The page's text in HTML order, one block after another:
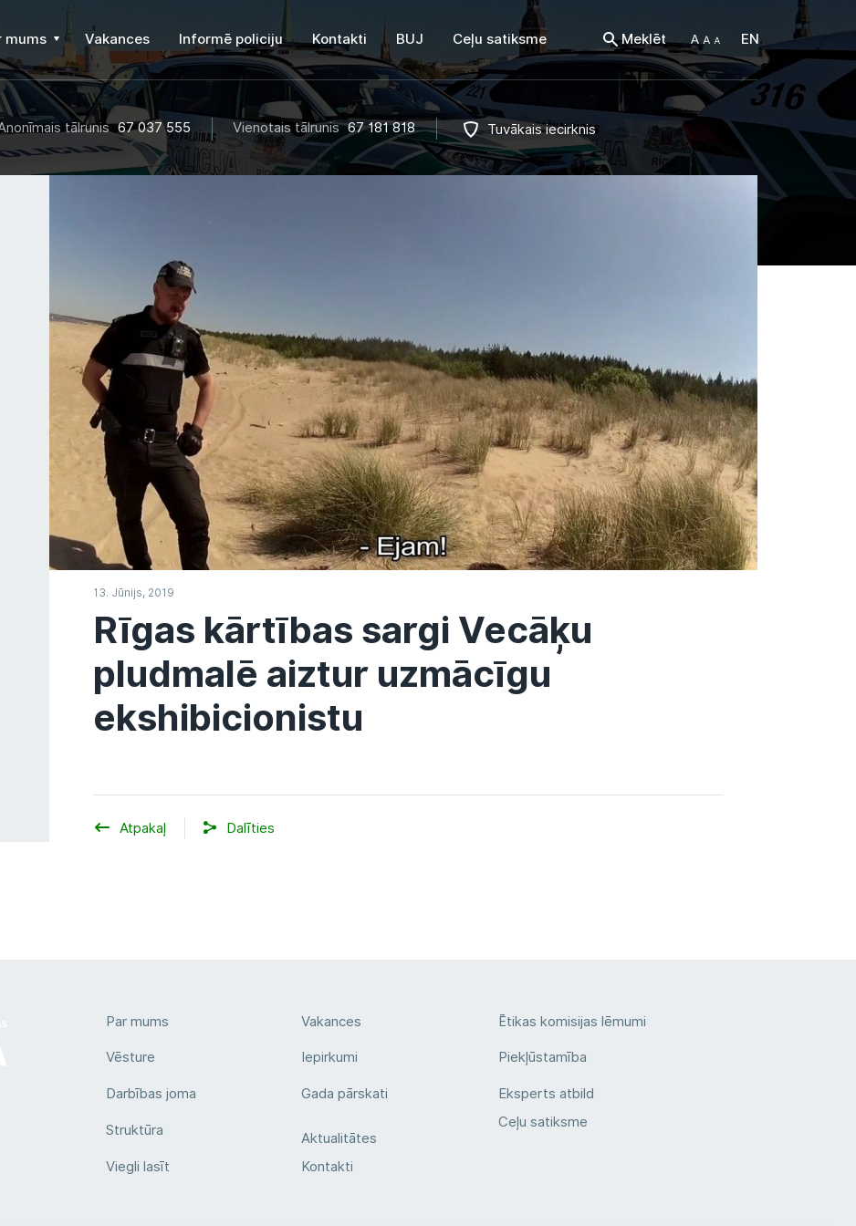
mums Vakances Informē policiju Kontakti BUJ Ceļu satiksme Meklēt EN
tālrunis 67 037 555 Vienotais tālrunis 67 181 818 Tuvākais iecirknis
13. Jūnijs, 2019
Rīgas kārtības sargi Vecāķu
pludmalē aiztur uzmācīgu
ekshibicionistu
Atpakaļ Dalīties
Par mums
Vēsture
Darbības joma
Struktūra
Viegli lasīt
Vakances
Iepirkumi
Gada pārskati
Aktualitātes
Kontakti
Ētikas komisijas lēmumi
Piekļūstamība
Eksperts atbild
Ceļu satiksme